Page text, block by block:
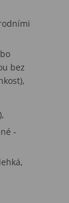
bez
-